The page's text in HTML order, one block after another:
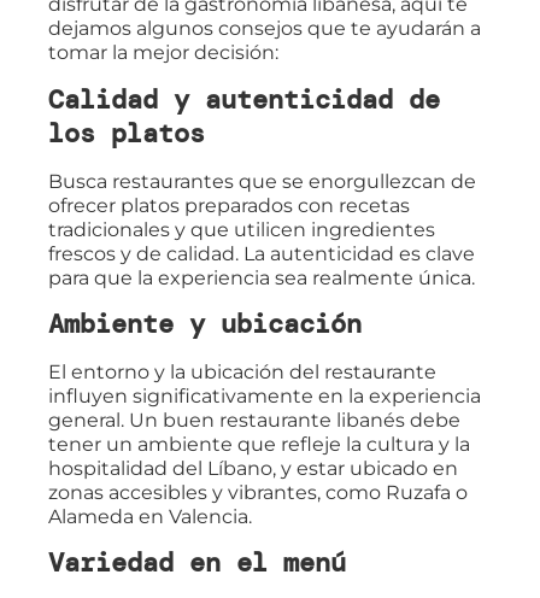
disfrutar de la gastronomía libanesa, aquí te
dejamos algunos consejos que te ayudarán a
tomar la mejor decisión:
Calidad y autenticidad de
los platos
Busca restaurantes que se enorgullezcan de
ofrecer platos preparados con recetas
tradicionales y que utilicen ingredientes
frescos y de calidad. La autenticidad es clave
para que la experiencia sea realmente única.
Ambiente y ubicación
El entorno y la ubicación del restaurante
influyen significativamente en la experiencia
general. Un buen restaurante libanés debe
tener un ambiente que refleje la cultura y la
hospitalidad del Líbano, y estar ubicado en
zonas accesibles y vibrantes, como Ruzafa o
Alameda en Valencia.
Variedad en el menú